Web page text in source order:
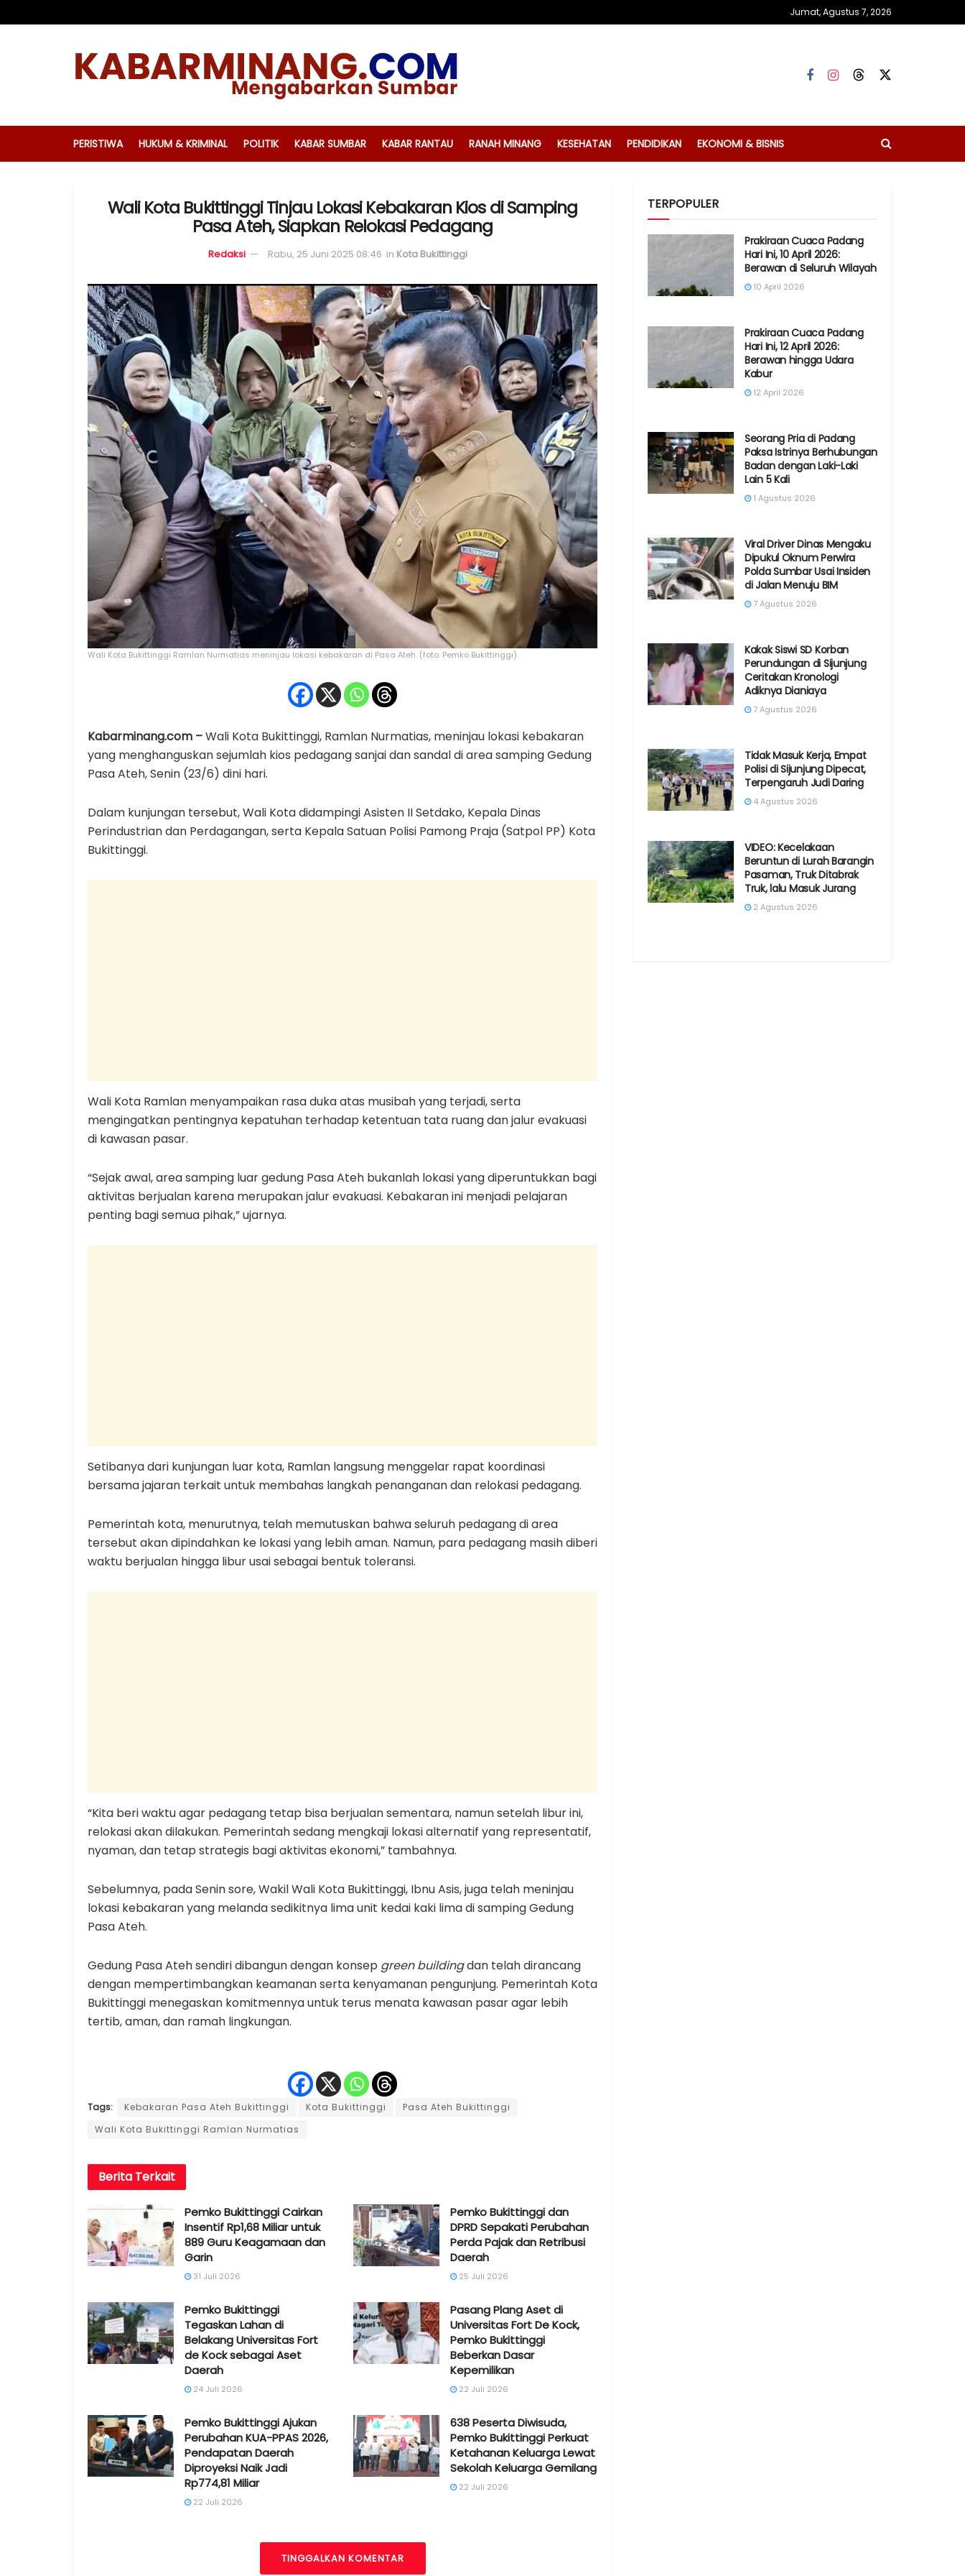
Jumat, Agustus 7, 2026
PERISTIWA HUKUM & KRIMINAL POLITIK KABAR SUMBAR KABAR RANTAU RANAH MINANG KESEHATAN PENDIDIKAN EKONOMI & BISNIS
Wali Kota Bukittinggi Tinjau Lokasi Kebakaran Kios di Samping
Pasa Ateh, Siapkan Relokasi Pedagang
Redaksi Rabu, 25 Juni 2025 08:46 in Kota Bukittinggi
Wali Kota Bukittinggi Ramlan Nurmatias meninjau lokasi kebakaran di Pasa Ateh. (foto: Pemko Bukittinggi).
Kabarminang.com –Wali Kota Bukittinggi, Ramlan Nurmatias, meninjau lokasi kebakaran
yang menghanguskan sejumlah kios pedagang sanjai dan sandal di area samping Gedung
Pasa Ateh, Senin (23/6) dini hari.
Dalam kunjungan tersebut, Wali Kota didampingi Asisten II Setdako, Kepala Dinas
Perindustrian dan Perdagangan, serta Kepala Satuan Polisi Pamong Praja (Satpol PP) Kota
Bukittinggi.
Wali Kota Ramlan menyampaikan rasa duka atas musibah yang terjadi, serta
mengingatkan pentingnya kepatuhan terhadap ketentuan tata ruang dan jalur evakuasi
di kawasan pasar.
“Sejak awal, area samping luar gedung Pasa Ateh bukanlah lokasi yang diperuntukkan bagi
aktivitas berjualan karena merupakan jalur evakuasi. Kebakaran ini menjadi pelajaran
penting bagi semua pihak,” ujarnya.
Setibanya dari kunjungan luar kota, Ramlan langsung menggelar rapat koordinasi
bersama jajaran terkait untuk membahas langkah penanganan dan relokasi pedagang.
Pemerintah kota, menurutnya, telah memutuskan bahwa seluruh pedagang di area
tersebut akan dipindahkan ke lokasi yang lebih aman. Namun, para pedagang masih diberi
waktu berjualan hingga libur usai sebagai bentuk toleransi.
“Kita beri waktu agar pedagang tetap bisa berjualan sementara, namun setelah libur ini,
relokasi akan dilakukan. Pemerintah sedang mengkaji lokasi alternatif yang representatif,
nyaman, dan tetap strategis bagi aktivitas ekonomi,” tambahnya.
Sebelumnya, pada Senin sore, Wakil Wali Kota Bukittinggi, Ibnu Asis, juga telah meninjau
lokasi kebakaran yang melanda sedikitnya lima unit kedai kaki lima di samping Gedung
Pasa Ateh.
Gedung Pasa Ateh sendiri dibangun dengan konsep green buildingdan telah dirancang
dengan mempertimbangkan keamanan serta kenyamanan pengunjung. Pemerintah Kota
Bukittinggi menegaskan komitmennya untuk terus menata kawasan pasar agar lebih
tertib, aman, dan ramah lingkungan.
Tags: Kebakaran Pasa Ateh Bukittinggi Kota Bukittinggi
Pasa Ateh Bukittinggi
Wali Kota Bukittinggi Ramlan Nurmatias
Berita Terkait
Pemko Bukittinggi Cairkan
Insentif Rp1,68 Miliar untuk
889 Guru Keagamaan dan
Garin
31 Juli 2026
Pemko Bukittinggi dan
DPRD Sepakati Perubahan
Perda Pajak dan Retribusi
Daerah
25 Juli 2026
Pemko Bukittinggi
Tegaskan Lahan di
Belakang Universitas Fort
de Kock sebagai Aset
Daerah
24 Juli 2026
Pasang Plang Aset di
Universitas Fort De Kock,
Pemko Bukittinggi
Beberkan Dasar
Kepemilikan
22 Juli 2026
Pemko Bukittinggi Ajukan
Perubahan KUA-PPAS 2026,
Pendapatan Daerah
Diproyeksi Naik Jadi
Rp774,81 Miliar
22 Juli 2026
638 Peserta Diwisuda,
Pemko Bukittinggi Perkuat
Ketahanan Keluarga Lewat
Sekolah Keluarga Gemilang
22 Juli 2026
TINGGALKAN KOMENTAR
TERPOPULER
Prakiraan Cuaca Padang
Hari Ini, 10 April 2026:
Berawan di Seluruh Wilayah
10 April 2026
Prakiraan Cuaca Padang
Hari Ini, 12 April 2026:
Berawan hingga Udara
Kabur
12 April 2026
Seorang Pria di Padang
Paksa Istrinya Berhubungan
Badan dengan Laki-Laki
Lain 5 Kali
1 Agustus 2026
Viral Driver Dinas Mengaku
Dipukul Oknum Perwira
Polda Sumbar Usai Insiden
di Jalan Menuju BIM
7 Agustus 2026
Kakak Siswi SD Korban
Perundungan di Sijunjung
Ceritakan Kronologi
Adiknya Dianiaya
7 Agustus 2026
Tidak Masuk Kerja, Empat
Polisi di Sijunjung Dipecat,
Terpengaruh Judi Daring
4 Agustus 2026
VIDEO: Kecelakaan
Beruntun di Lurah Barangin
Pasaman, Truk Ditabrak
Truk, lalu Masuk Jurang
2 Agustus 2026